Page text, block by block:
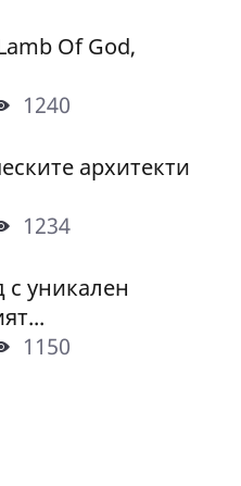
Of God,
1240
архитекти
1234
уникален
1150